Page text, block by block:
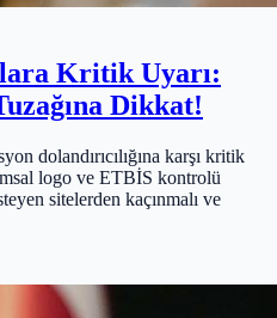
Kritik Uyarı:
Dikkat!
dolandırıcılığına karşı kritik
logo ve ETBİS kontrolü
sitelerden kaçınmalı ve